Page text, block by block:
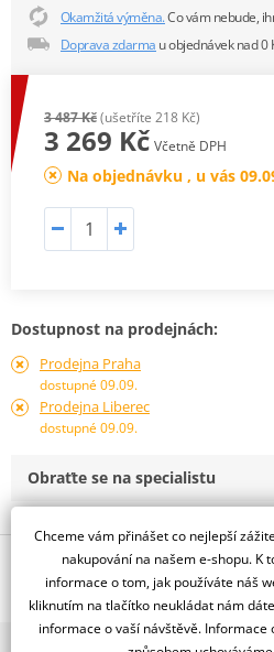
Okamžitá výměna.Co vám nebude,
Doprava zdarma u objednávek nad 0
3 487 Kč(ušetříte 218 Kč)
3 269 Kč Včetně DPH
Na objednávku , u vás
Dostupnost na prodejnách:
Prodejna Praha
dostupné 09.09.
Prodejna Liberec
dostupné 09.09.
Obraťte se na specialistu
Popis a parametry
Jsme autorizovaný
dealer značky EK + SUPERSPROX
Chceme vám přinášet co nejlepší
nakupování na našem e-shopu. K
informace o tom, jak používáte náš
kliknutím na tlačítko neukládat nám
informace o vaší návštěvě.